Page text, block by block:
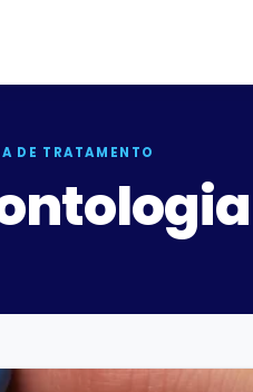
DE TRATAMENTO